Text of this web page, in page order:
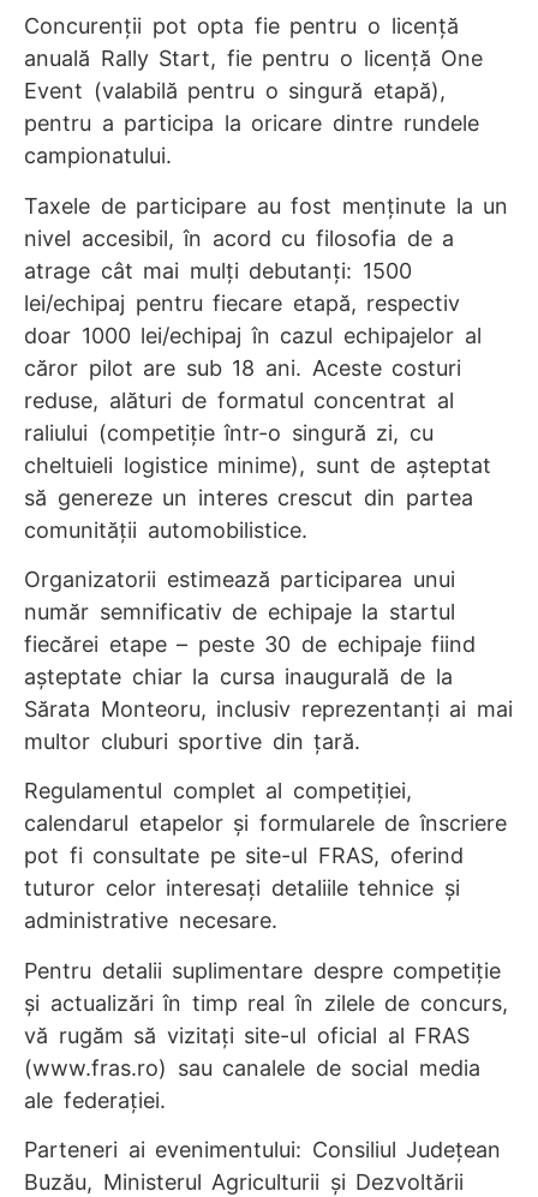
Concurenții pot opta fie pentru o licență
anuală Rally Start, fie pentru o licență One
Event (valabilă pentru o singură etapă),
pentru a participa la oricare dintre rundele
campionatului.
Taxele de participare au fost menținute la un
nivel accesibil, în acord cu filosofia de a
atrage cât mai mulți debutanți: 1500
lei/echipaj pentru fiecare etapă, respectiv
doar 1000 lei/echipaj în cazul echipajelor al
căror pilot are sub 18 ani. Aceste costuri
reduse, alături de formatul concentrat al
raliului (competiție într-o singură zi, cu
cheltuieli logistice minime), sunt de așteptat
să genereze un interes crescut din partea
comunității automobilistice.
Organizatorii estimează participarea unui
număr semnificativ de echipaje la startul
fiecărei etape – peste 30 de echipaje fiind
așteptate chiar la cursa inaugurală de la
Sărata Monteoru, inclusiv reprezentanți ai mai
multor cluburi sportive din țară.
Regulamentul complet al competiției,
calendarul etapelor și formularele de înscriere
pot fi consultate pe site-ul FRAS, oferind
tuturor celor interesați detaliile tehnice și
administrative necesare.
Pentru detalii suplimentare despre competiție
și actualizări în timp real în zilele de concurs,
vă rugăm să vizitați site-ul oficial al FRAS
(www.fras.ro) sau canalele de social media
ale federației.
Parteneri ai evenimentului: Consiliul Județean
Buzău, Ministerul Agriculturii și Dezvoltării